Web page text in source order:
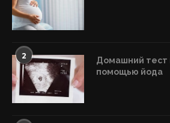
2
Домашний тест
помощью йода